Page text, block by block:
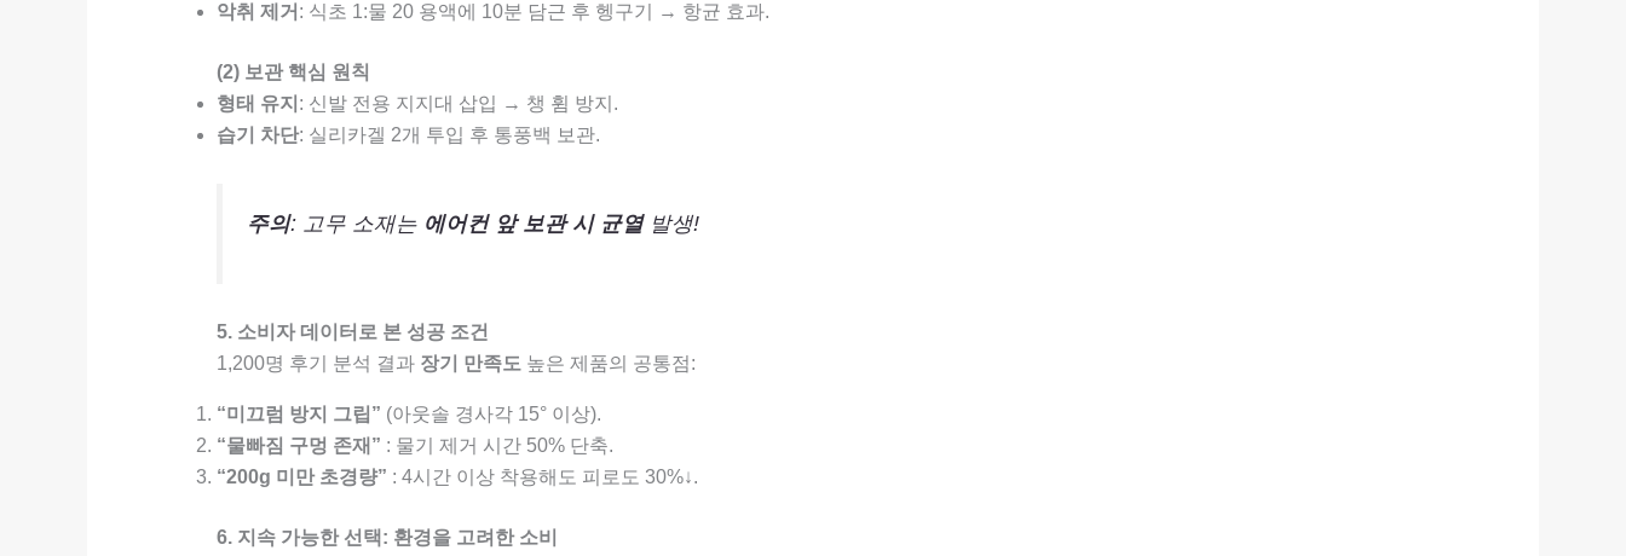
악취 제거 : 식초 1:물 20 용액에 10분 담근 후 헹구기 → 항균 효과.
(2) 보관 핵심 원칙
형태 유지 : 신발 전용 지지대 삽입 → 챙 휨 방지.
습기 차단: 실리카겔 2개 투입 후 통풍백 보관.
주의: 고무 소재는 에어컨 앞 보관 시 균열발생!
5. 소비자 데이터로 본 성공 조건
1,200명 후기 분석 결과 장기 만족도 높은 제품의 공통점:
“미끄럼 방지 그립” (아웃솔 경사각 15° 이상).
“물빠짐 구멍 존재” : 물기 제거 시간 50% 단축.
“200g 미만 초경량” : 4시간 이상 착용해도 피로도 30%↓.
6. 지속 가능한 선택: 환경을 고려한 소비